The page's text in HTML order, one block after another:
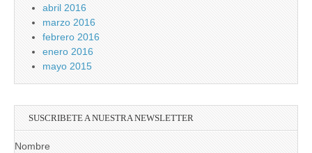
abril 2016
marzo 2016
febrero 2016
enero 2016
mayo 2015
SUSCRIBETE A NUESTRA NEWSLETTER
Nombre